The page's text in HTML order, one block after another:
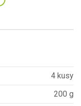
4 kusy
200 g